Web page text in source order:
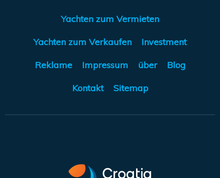
Yachten zum Vermieten
Yachten zum Verkaufen Investment
Reklame Impressum über Blog
Kontakt Sitemap